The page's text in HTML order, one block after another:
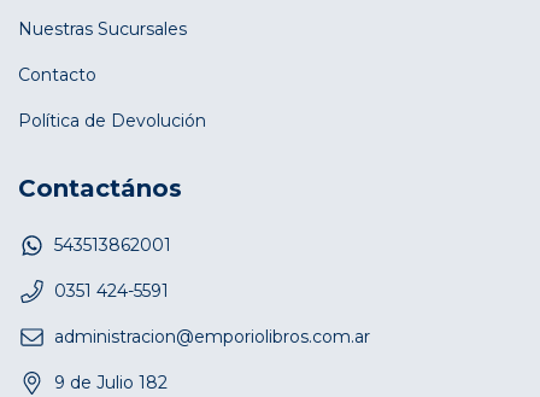
Nuestras Sucursales
Contacto
Política de Devolución
Contactános
543513862001
0351 424-5591
administracion@emporiolibros.com.ar
9 de Julio 182